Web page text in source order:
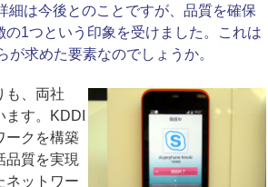
は今後とのことですが、品質を確保
の1つという印象を受けました。これは
が求めた要素なのでしょうか。
、両社
ます。KDDI
ークを構築
品質を実現
ネットワー